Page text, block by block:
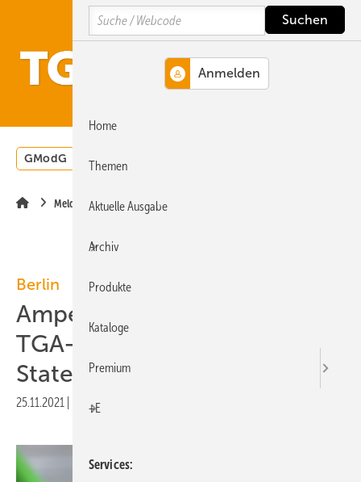
Hauptinhalt
Hauptmenü
SiteSearch
GModG Wärmepumpe
Meldungen
Berlin
Ampel-Koalitionsvertrag:
TGA-Themen und
Statements
25.11.2021 Druckvorschau
Search
Home
Themen
Aktuelle Ausgabe
Archiv
Produkte
Kataloge
Premium
+E
Services